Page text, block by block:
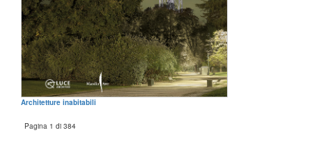
Architetture inabitabili
Pagina 1 di 384